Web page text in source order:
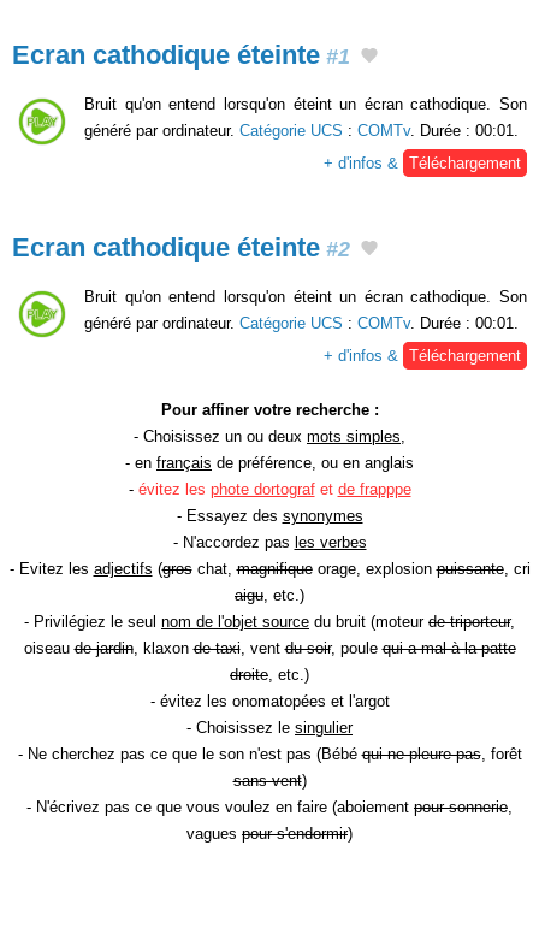
Ecran cathodique éteinte #1
Bruit qu'on entend lorsqu'on éteint un écran cathodique. Son
généré par ordinateur. Catégorie UCS : COMTv. Durée : 00:01.
+ d'infos &
Téléchargement
Ecran cathodique éteinte #2
Bruit qu'on entend lorsqu'on éteint un écran cathodique. Son
généré par ordinateur. Catégorie UCS : COMTv. Durée : 00:01.
+ d'infos &
Téléchargement
Pour affiner votre recherche :
- Choisissez un ou deux mots simples
- en français de préférence, ou en anglais
- évitez les phote dortografet de frapppe
- Essayez des synonymes
- N'accordez pas les verbes
- Evitez les adjectifs (groschat,magnifiqueorage, explosionpuissante, cri
aigu , etc.)
- Privilégiez le seul nom de l'objet source du bruit (moteur de triporteur,
oiseaude jardin, klaxonde taxi, ventdu soir, poulequi a mal à la patte
droite , etc.)
- évitez les onomatopées et l'argot
- Choisissez le singulier
- Ne cherchez pas ce que le son n'est pas (Bébéqui ne pleure pas, forêt
sans vent)
- N'écrivez pas ce que vous voulez en faire (aboiement pour sonnerie
vagues pour s'endormir)